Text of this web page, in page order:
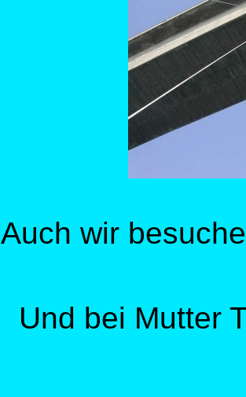
Auch wir
Und bei Mutter